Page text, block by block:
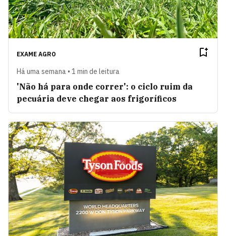
EXAME AGRO
Há uma semana • 1 min de leitura
'Não há para onde correr': o ciclo ruim da
pecuária deve chegar aos frigoríficos